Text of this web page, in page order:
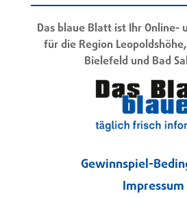
Das blaue Blatt ist Ihr Online-
für die Region
Bielefeld und Bad
Gewinnspiel-
Impressum